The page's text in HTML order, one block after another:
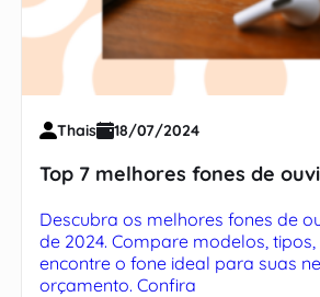
Thais 18/07/2024
Top 7 melhores fones de
Descubra os melhores fones de
de 2024. Compare modelos,
encontre o fone ideal para suas
orçamento. Confira